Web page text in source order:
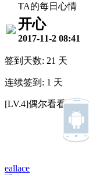
TA的每日心情
开心
2017-11-2 08:41
签到天数: 21 天
连续签到: 1 天
[LV.4]偶尔看看III
eallace